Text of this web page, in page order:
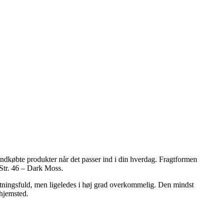
produkter når det passer ind i din hverdag. Fragtformen
46 – Dark Moss.
men ligeledes i høj grad overkommelig. Den mindst